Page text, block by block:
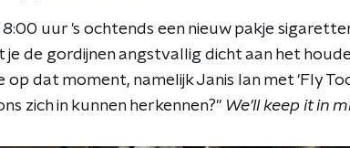
uur 's ochtends een nieuw pakje
de gordijnen angstvallig dicht aan het
dat moment, namelijk Janis Ian met 'Fly
zich in kunnen herkennen?" We'll keep it in